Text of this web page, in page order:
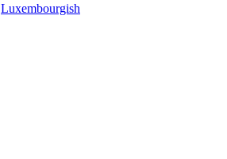
Luxembourgish